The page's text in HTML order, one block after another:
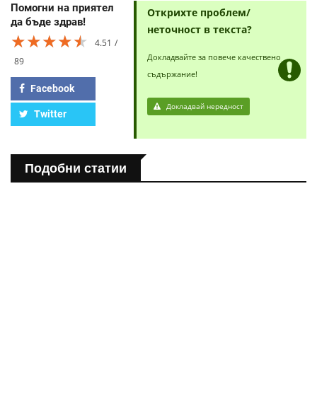
Помогни на приятел
да бъде здрав!
★★★★★
★★★★★
★★★★★
4.51
89
Facebook
Twitter
Открихте проблем/
неточност в текста?
Докладвайте за повече качествено
съдържание!
Докладвай нередност
Подобни статии